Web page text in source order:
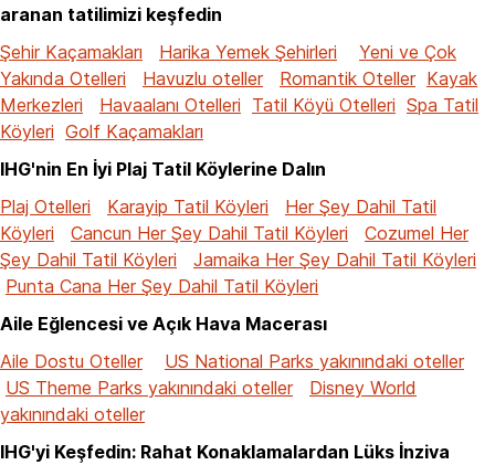
aranan tatilimizi keşfedin
Şehir Kaçamakları
Harika Yemek Şehirleri
Yeni ve Çok
Yakında Otelleri
Havuzlu oteller Romantik Oteller Kayak
Merkezleri
Havaalanı Otelleri Tatil Köyü Otelleri Spa Tatil
Köyleri Golf Kaçamakları
IHG'nin En İyi Plaj Tatil Köylerine Dalın
Plaj Otelleri
Karayip Tatil Köyleri
Her Şey Dahil Tatil
Köyleri
Cancun Her Şey Dahil Tatil Köyleri
Cozumel Her
Şey Dahil Tatil Köyleri
Jamaika Her Şey Dahil Tatil Köyleri
Punta Cana Her Şey Dahil Tatil Köyleri
Aile Eğlencesi ve Açık Hava Macerası
Aile Dostu Oteller
US National Parks yakınındaki oteller
US Theme Parks yakınındaki oteller
Disney World
yakınındaki oteller
IHG'yi Keşfedin: Rahat Konaklamalardan Lüks İnziva